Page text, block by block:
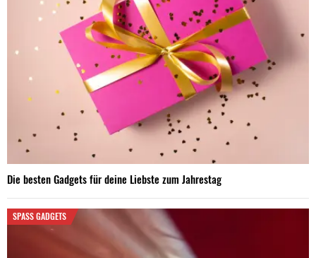
Die besten Gadgets für deine Liebste zum Jahrestag
SPASS GADGETS